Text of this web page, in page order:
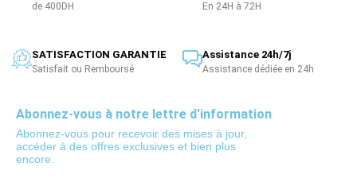
de 400DH
En 24H à 72H
SATISFACTION GARANTIE
Satisfait ou Remboursé
Assistance 24h/7j
Assistance dédiée en 24h
Abonnez-vous à notre lettre d'information
Abonnez-vous pour recevoir des mises à jour,
accéder à des offres exclusives et bien plus
encore.